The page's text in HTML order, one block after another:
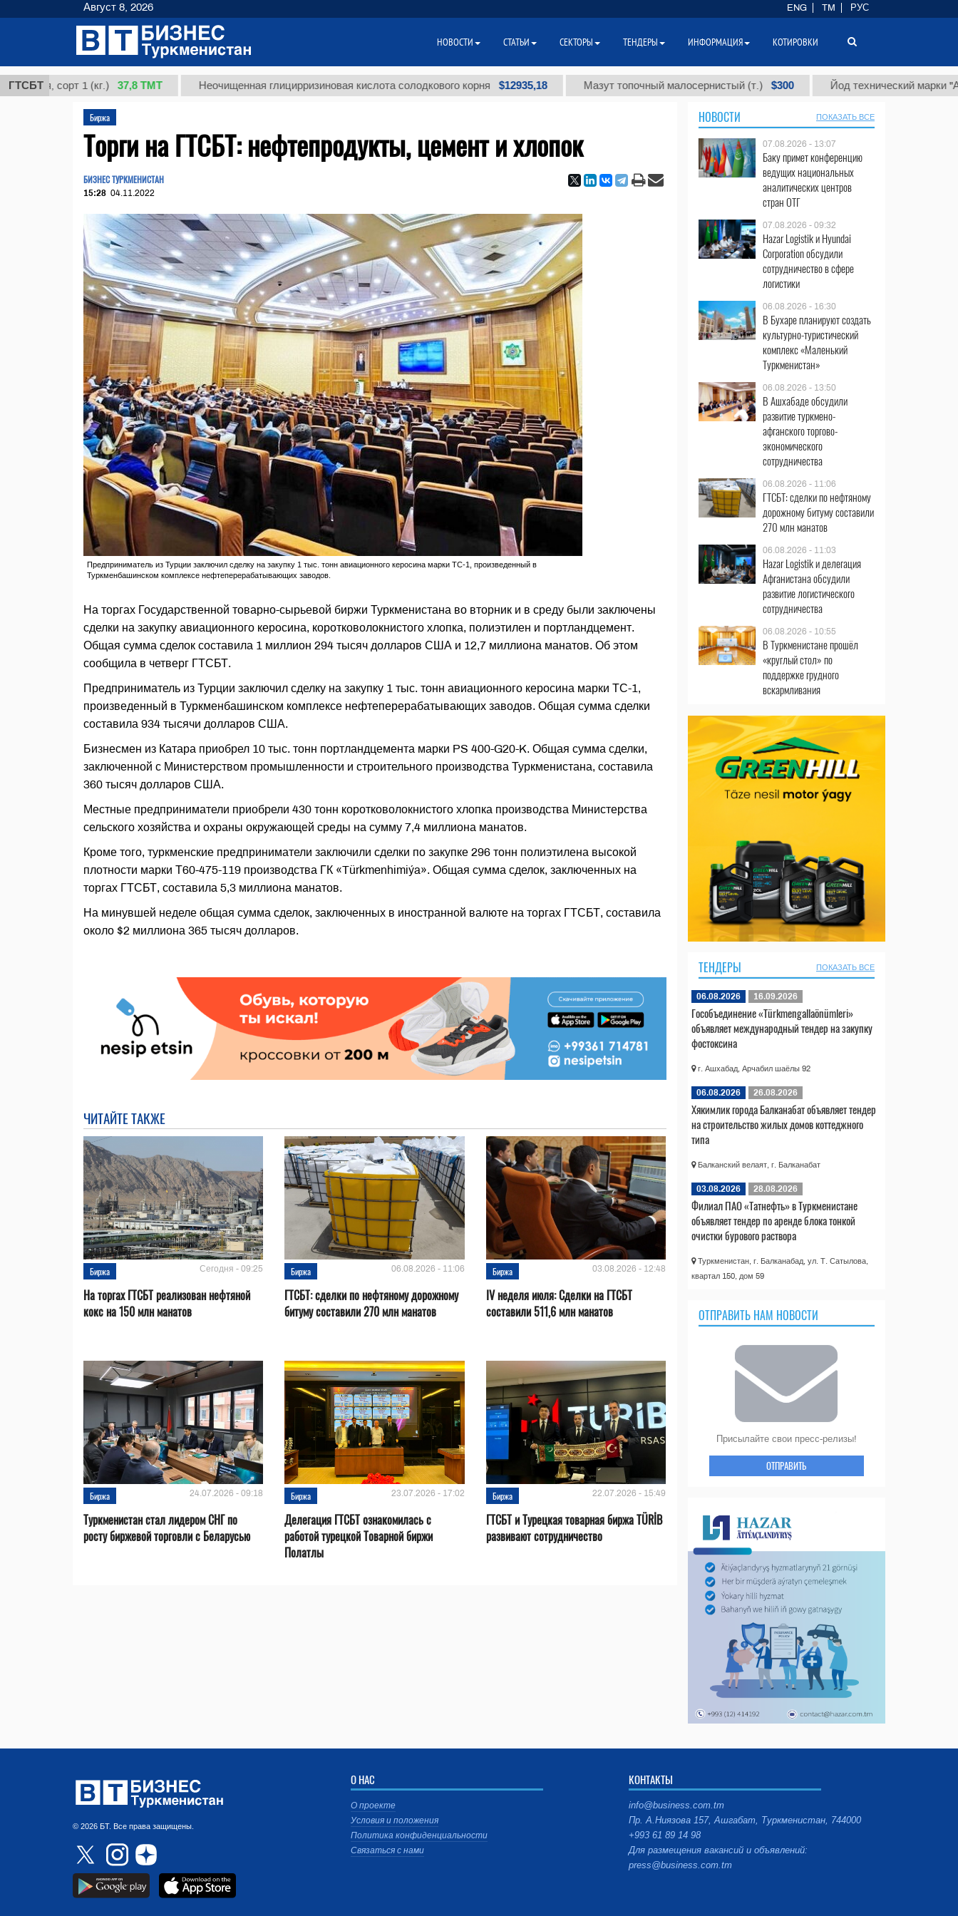
ГТСБТ
сорт 1 (кг.) 37,8 ТМТ Неочищенная глицирризиновая кислота солодкового корня $12935,18 Мазут топочный малосернистый (т.) $300 Йод технический марки "А" (т.)
Биржа
Торги на ГТСБТ: нефтепродукты, цемент и хлопок
БИЗНЕС ТУРКМЕНИСТАН
15:28 04.11.2022
Предприниматель из Турции заключил сделку на закупку 1 тыс. тонн авиационного керосина марки ТС-1, произведенный в
Туркменбашинском комплексе нефтеперерабатывающих заводов.
На торгах Государственной товарно-сырьевой биржи Туркменистана во вторник и в среду были заключены
сделки на закупку авиационного керосина, коротковолокнистого хлопка, полиэтилен и портландцемент.
Общая сумма сделок составила 1 миллион 294 тысяч долларов США и 12,7 миллиона манатов. Об этом
сообщила в четверг ГТСБТ.
Предприниматель из Турции заключил сделку на закупку 1 тыс. тонн авиационного керосина марки ТС-1,
произведенный в Туркменбашинском комплексе нефтеперерабатывающих заводов. Общая сумма сделки
составила 934 тысячи долларов США.
Бизнесмен из Катара приобрел 10 тыс. тонн портландцемента марки PS 400-G20-K. Общая сумма сделки,
заключенной с Министерством промышленности и строительного производства Туркменистана, составила
360 тысяч долларов США.
Местные предприниматели приобрели 430 тонн коротковолокнистого хлопка производства Министерства
сельского хозяйства и охраны окружающей среды на сумму 7,4 миллиона манатов.
Кроме того, туркменские предприниматели заключили сделки по закупке 296 тонн полиэтилена высокой
плотности марки Т60-475-119 производства ГК «Türkmenhimiýa». Общая сумма сделок, заключенных на
торгах ГТСБТ, составила 5,3 миллиона манатов.
На минувшей неделе общая сумма сделок, заключенных в иностранной валюте на торгах ГТСБТ, составила
около $2 миллиона 365 тысяч долларов.
ЧИТАЙТЕ ТАКЖЕ
Биржа Сегодня - 09:25
На торгах ГТСБТ реализован нефтяной
кокс на 150 млн манатов
Биржа 06.08.2026 - 11:06
ГТСБТ: сделки по нефтяному дорожному
битуму составили 270 млн манатов
Биржа 03.08.2026 - 12:48
IV неделя июля: Сделки на ГТСБТ
составили 511,6 млн манатов
Биржа 24.07.2026 - 09:18
Туркменистан стал лидером СНГ по
росту биржевой торговли с Беларусью
Биржа 23.07.2026 - 17:02
Делегация ГТСБТ ознакомилась с
работой турецкой Товарной биржи
Полатлы
Биржа 22.07.2026 - 15:49
ГТСБТ и Турецкая товарная биржа TÜRİB
развивают сотрудничество
НОВОСТИ ПОКАЗАТЬ ВСЕ
07.08.2026 - 13:07
Баку примет конференцию
ведущих национальных
аналитических центров
стран ОТГ
07.08.2026 - 09:32
Hazar Logistik и Hyundai
Corporation обсудили
сотрудничество в сфере
логистики
06.08.2026 - 16:30
В Бухаре планируют создать
культурно-туристический
комплекс «Маленький
Туркменистан»
06.08.2026 - 13:50
В Ашхабаде обсудили
развитие туркмено-
афганского торгово-
экономического
сотрудничества
06.08.2026 - 11:06
ГТСБТ: сделки по нефтяному
дорожному битуму составили
270 млн манатов
06.08.2026 - 11:03
Hazar Logistik и делегация
Афганистана обсудили
развитие логистического
сотрудничества
06.08.2026 - 10:55
В Туркменистане прошёл
«круглый стол» по
поддержке грудного
вскармливания
ТЕНДЕРЫ ПОКАЗАТЬ ВСЕ
06.08.2026 16.09.2026
Гособъединение «Türkmengallaönümleri»
объявляет международный тендер на закупку
фостоксина
г. Ашхабад, Арчабил шаёлы 92
06.08.2026 26.08.2026
Хякимлик города Балканабат объявляет тендер
на строительство жилых домов коттеджного
типа
Балканский велаят, г. Балканабат
03.08.2026 28.08.2026
Филиал ПАО «Татнефть» в Туркменистане
объявляет тендер по аренде блока тонкой
очистки бурового раствора
Туркменистан, г. Балканабад, ул. Т. Сатылова,
квартал 150, дом 59
ОТПРАВИТЬ НАМ НОВОСТИ
Присылайте свои пресс-релизы!
ОТПРАВИТЬ
© 2026 БТ. Все права защищены.
О НАС
О проекте
Условия и положения
Политика конфиденциальности
Связаться с нами
КОНТАКТЫ
info@business.com.tm
Пр. А.Ниязова 157, Ашгабат, Туркменистан, 744000
+993 61 89 14 98
Для размещения вакансий и объявлений:
press@business.com.tm
Август 8, 2026 ENG TM РУС
НОВОСТИ СТАТЬИ СЕКТОРЫ ТЕНДЕРЫ ИНФОРМАЦИЯ КОТИРОВКИ